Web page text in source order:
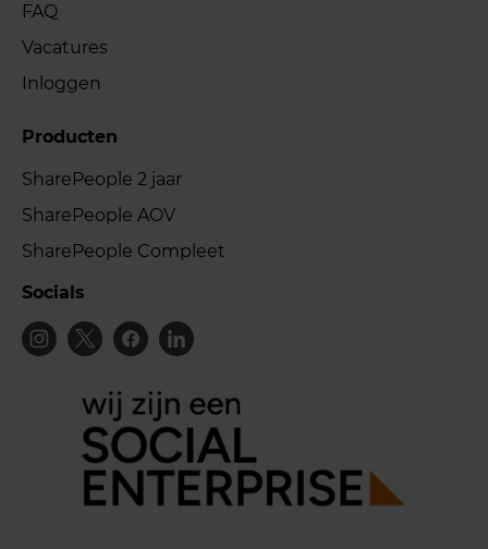
FAQ
Vacatures
Inloggen
Producten
SharePeople 2 jaar
SharePeople AOV
SharePeople Compleet
Socials